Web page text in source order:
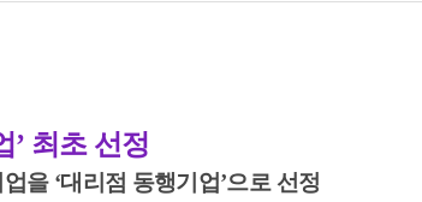
’ 최초 선정
을 ‘대리점 동행기업’으로 선정